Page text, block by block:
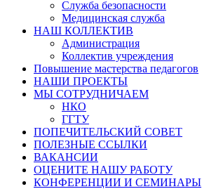
Служба безопасности
Медицинская служба
НАШ КОЛЛЕКТИВ
Администрация
Коллектив учреждения
Повышение мастерства педагогов
НАШИ ПРОЕКТЫ
МЫ СОТРУДНИЧАЕМ
НКО
ГГТУ
ПОПЕЧИТЕЛЬСКИЙ СОВЕТ
ПОЛЕЗНЫЕ ССЫЛКИ
ВАКАНСИИ
ОЦЕНИТЕ НАШУ РАБОТУ
КОНФЕРЕНЦИИ И СЕМИНАРЫ